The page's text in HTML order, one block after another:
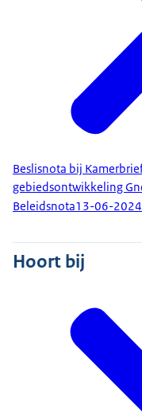
Beslisnota bij
gebiedsontwikkeling
Beleidsnota13-06-2024
Hoort bij